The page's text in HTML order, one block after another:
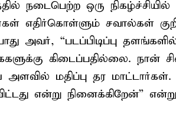
நடைபெற்ற ஒரு
எதிர்கொள்ளும் சவால்கள்
அவர், “படப்பிடிப்பு
கிடைப்பதில்லை. நான்
அளவில் மதிப்பு தர
என்று நினைக்கிறேன்”